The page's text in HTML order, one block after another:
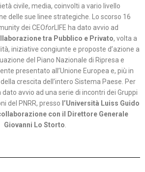
civile, media, coinvolti a vario livello
delle sue linee strategiche. Lo scorso 16
dei CEOforLIFE ha dato avvio ad
tra Pubblico e Privato, volta a
iniziative congiunte e proposte d’azione a
del Piano Nazionale di Ripresa e
presentato all’Unione Europea e, più in
crescita dell’intero Sistema Paese. Per
dato avvio ad una serie di incontri dei Gruppi
del PNRR, presso l’Università Luiss Guido
con il Direttore Generale
Giovanni Lo Storto